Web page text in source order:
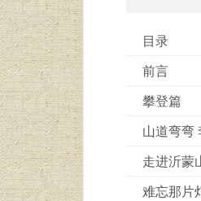
目录
前言
攀登篇
山道弯弯
走进沂蒙
难忘那片